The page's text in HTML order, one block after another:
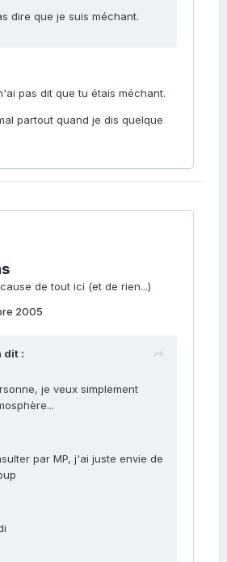
dire que je suis méchant.
pas dit que tu étais méchant.
partout quand je dis quelque
de tout ici (et de rien...)
2005
dit :
je veux simplement
par MP, j'ai juste envie de